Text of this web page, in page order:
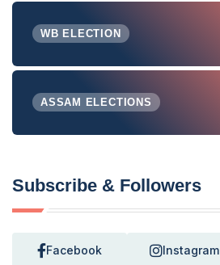
WB ELECTION
ASSAM ELECTIONS
Subscribe & Followers
Facebook Instagram